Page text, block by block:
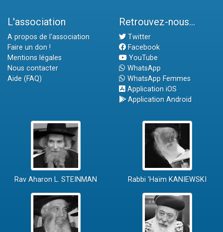
L'association
A propos de l'association
Faire un don !
Mentions légales
Nous contacter
Aide (FAQ)
Retrouvez-nous...
Twitter
Facebook
YouTube
WhatsApp
WhatsApp Femmes
Application iOS
Application Android
Rav Aharon L. STEINMAN Rabbi 'Haïm KANIEWSKI